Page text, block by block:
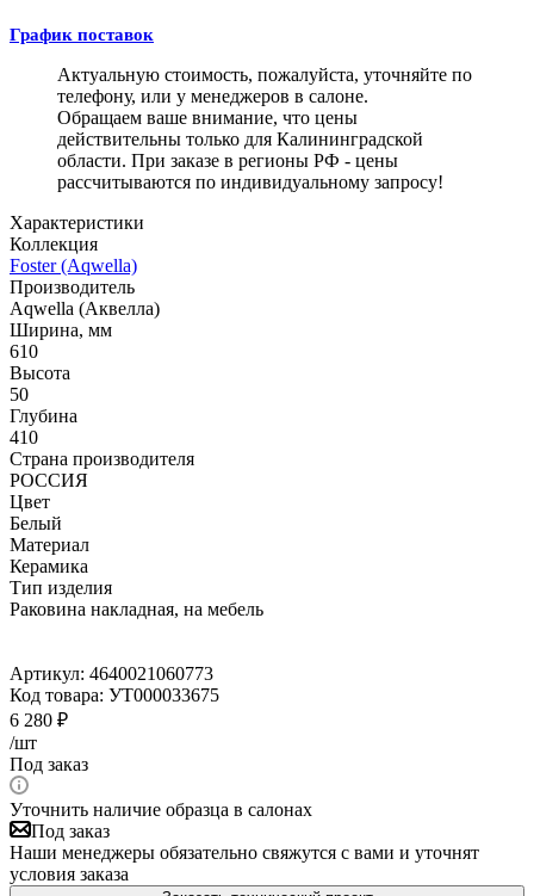
График поставок
Актуальную стоимость, пожалуйста, уточняйте по
телефону, или у менеджеров в салоне.
Обращаем ваше внимание, что цены
действительны только для Калининградской
области. При заказе в регионы РФ - цены
рассчитываются по индивидуальному запросу!
Характеристики
Коллекция
Foster (Aqwella)
Производитель
Aqwella (Аквелла)
Ширина, мм
610
Высота
50
Глубина
410
Страна производителя
РОССИЯ
Цвет
Белый
Материал
Керамика
Тип изделия
Раковина накладная, на мебель
Артикул: 4640021060773
Код товара: УТ000033675
6 280 ₽
/шт
Под заказ
Уточнить наличие образца в салонах
Под заказ
Наши менеджеры обязательно свяжутся с вами и уточнят
условия заказа